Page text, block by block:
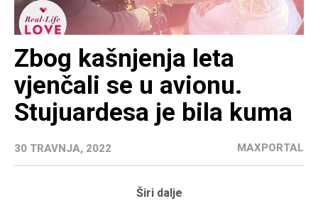
Zbog kašnjenja leta
vjenčali se u avionu.
Stujuardesa je bila kuma
30 TRAVNJA, 2022 MAXPORTAL
Širi dalje